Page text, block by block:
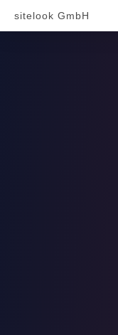
sitelook GmbH